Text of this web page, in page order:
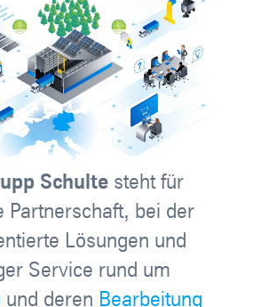
Schulte steht für
Partnerschaft, bei der
Lösungen und
Service rund um
und deren Bearbeitung